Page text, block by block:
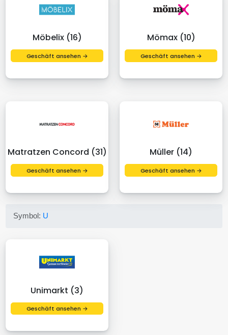
Möbelix (16)
Geschäft ansehen →
Mömax (10)
Geschäft ansehen →
Matratzen Concord (31)
Geschäft ansehen →
Müller (14)
Geschäft ansehen →
Symbol: U
Unimarkt (3)
Geschäft ansehen →